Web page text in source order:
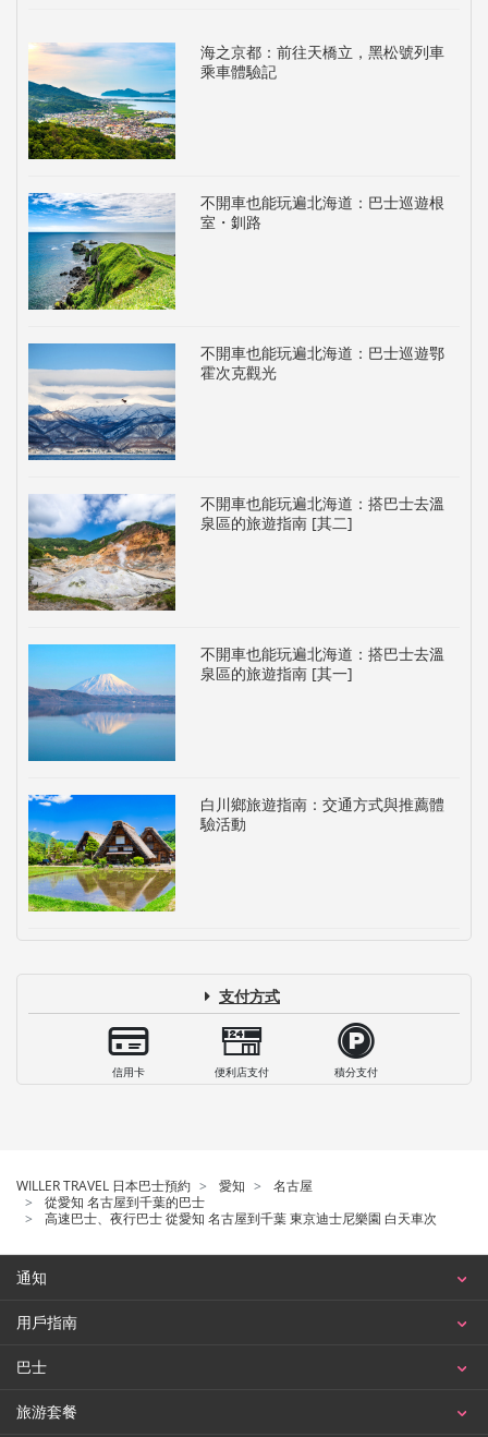
海之京都：前往天橋立，黑松號列車
乘車體驗記
不開車也能玩遍北海道：巴士巡遊根
室・釧路
不開車也能玩遍北海道：巴士巡遊鄂
霍次克觀光
不開車也能玩遍北海道：搭巴士去溫
泉區的旅遊指南 [其二]
不開車也能玩遍北海道：搭巴士去溫
泉區的旅遊指南 [其一]
白川鄉旅遊指南：交通方式與推薦體
驗活動
支付方式
信用卡 便利店支付 積分支付
WILLER TRAVEL 日本巴士預約 愛知
名古屋
從愛知 名古屋到千葉的巴士
高速巴士、夜行巴士 從愛知 名古屋到千葉 東京迪士尼樂園 白天車次
通知
用戶指南
巴士
旅游套餐